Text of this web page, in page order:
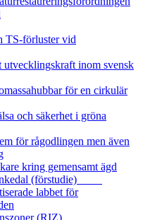
TS-förluster vid
utvecklingskraft inom svensk
för en cirkulär
och säkerhet i gröna
för rågodlingen men även
kring gemensamt ägd
(förstudie)
labbet för
(RIZ)